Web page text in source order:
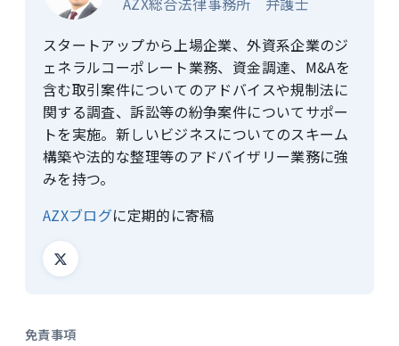
スタートアップから上場企業、外資系企業のジ
ェネラルコーポレート業務、資金調達、M&Aを
含む取引案件についてのアドバイスや規制法に
関する調査、訴訟等の紛争案件についてサポー
トを実施。新しいビジネスについてのスキーム
構築や法的な整理等のアドバイザリー業務に強
みを持つ。
AZXブログに定期的に寄稿
免責事項